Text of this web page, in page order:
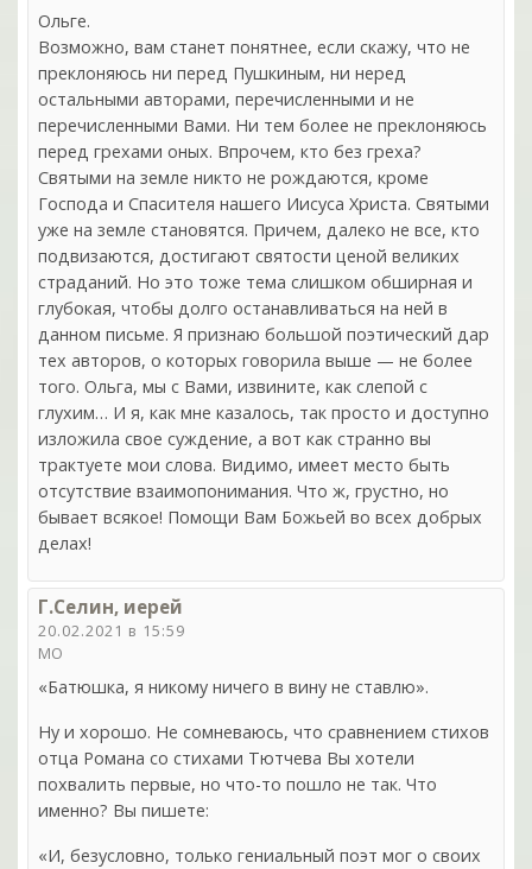
Ольге.
Возможно, вам станет понятнее, если скажу, что не
преклоняюсь ни перед Пушкиным, ни неред
остальными авторами, перечисленными и не
перечисленными Вами. Ни тем более не преклоняюсь
перед грехами оных. Впрочем, кто без греха?
Святыми на земле никто не рождаются, кроме
Господа и Спасителя нашего Иисуса Христа. Святыми
уже на земле становятся. Причем, далеко не все, кто
подвизаются, достигают святости ценой великих
страданий. Но это тоже тема слишком обширная и
глубокая, чтобы долго останавливаться на ней в
данном письме. Я признаю большой поэтический дар
тех авторов, о которых говорила выше — не более
того. Ольга, мы с Вами, извините, как слепой с
глухим… И я, как мне казалось, так просто и доступно
изложила свое суждение, а вот как странно вы
трактуете мои слова. Видимо, имеет место быть
отсутствие взаимопонимания. Что ж, грустно, но
бывает всякое! Помощи Вам Божьей во всех добрых
делах!
Г.Селин, иерей
20.02.2021 в 15:59
МО
«Батюшка, я никому ничего в вину не ставлю».
Ну и хорошо. Не сомневаюсь, что сравнением стихов
отца Романа со стихами Тютчева Вы хотели
похвалить первые, но что-то пошло не так. Что
именно? Вы пишете:
«И, безусловно, только гениальный поэт мог о своих